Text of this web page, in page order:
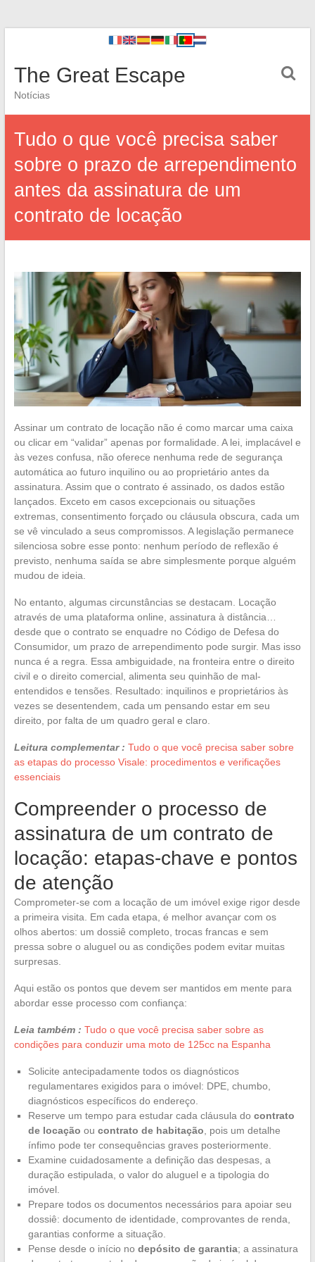
The Great Escape
Notícias
Tudo o que você precisa saber
sobre o prazo de arrependimento
antes da assinatura de um
contrato de locação
Assinar um contrato de locação não é como marcar uma caixa
ou clicar em “validar” apenas por formalidade. A lei, implacável e
às vezes confusa, não oferece nenhuma rede de segurança
automática ao futuro inquilino ou ao proprietário antes da
assinatura. Assim que o contrato é assinado, os dados estão
lançados. Exceto em casos excepcionais ou situações
extremas, consentimento forçado ou cláusula obscura, cada um
se vê vinculado a seus compromissos. A legislação permanece
silenciosa sobre esse ponto: nenhum período de reflexão é
previsto, nenhuma saída se abre simplesmente porque alguém
mudou de ideia.
No entanto, algumas circunstâncias se destacam. Locação
através de uma plataforma online, assinatura à distância…
desde que o contrato se enquadre no Código de Defesa do
Consumidor, um prazo de arrependimento pode surgir. Mas isso
nunca é a regra. Essa ambiguidade, na fronteira entre o direito
civil e o direito comercial, alimenta seu quinhão de mal-
entendidos e tensões. Resultado: inquilinos e proprietários às
vezes se desentendem, cada um pensando estar em seu
direito, por falta de um quadro geral e claro.
Leitura complementar : Tudo o que você precisa saber sobre
as etapas do processo Visale: procedimentos e verificações
essenciais
Compreender o processo de
assinatura de um contrato de
locação: etapas-chave e pontos
de atenção
Comprometer-se com a locação de um imóvel exige rigor desde
a primeira visita. Em cada etapa, é melhor avançar com os
olhos abertos: um dossiê completo, trocas francas e sem
pressa sobre o aluguel ou as condições podem evitar muitas
surpresas.
Aqui estão os pontos que devem ser mantidos em mente para
abordar esse processo com confiança:
Leia também : Tudo o que você precisa saber sobre as
condições para conduzir uma moto de 125cc na Espanha
Solicite antecipadamente todos os diagnósticos
regulamentares exigidos para o imóvel: DPE, chumbo,
diagnósticos específicos do endereço.
Reserve um tempo para estudar cada cláusula do contrato
de locação ou contrato de habitação , pois um detalhe
ínfimo pode ter consequências graves posteriormente.
Examine cuidadosamente a definição das despesas, a
duração estipulada, o valor do aluguel e a tipologia do
imóvel.
Prepare todos os documentos necessários para apoiar seu
dossiê: documento de identidade, comprovantes de renda,
garantias conforme a situação.
Pense desde o início no depósito de garantia; a assinatura